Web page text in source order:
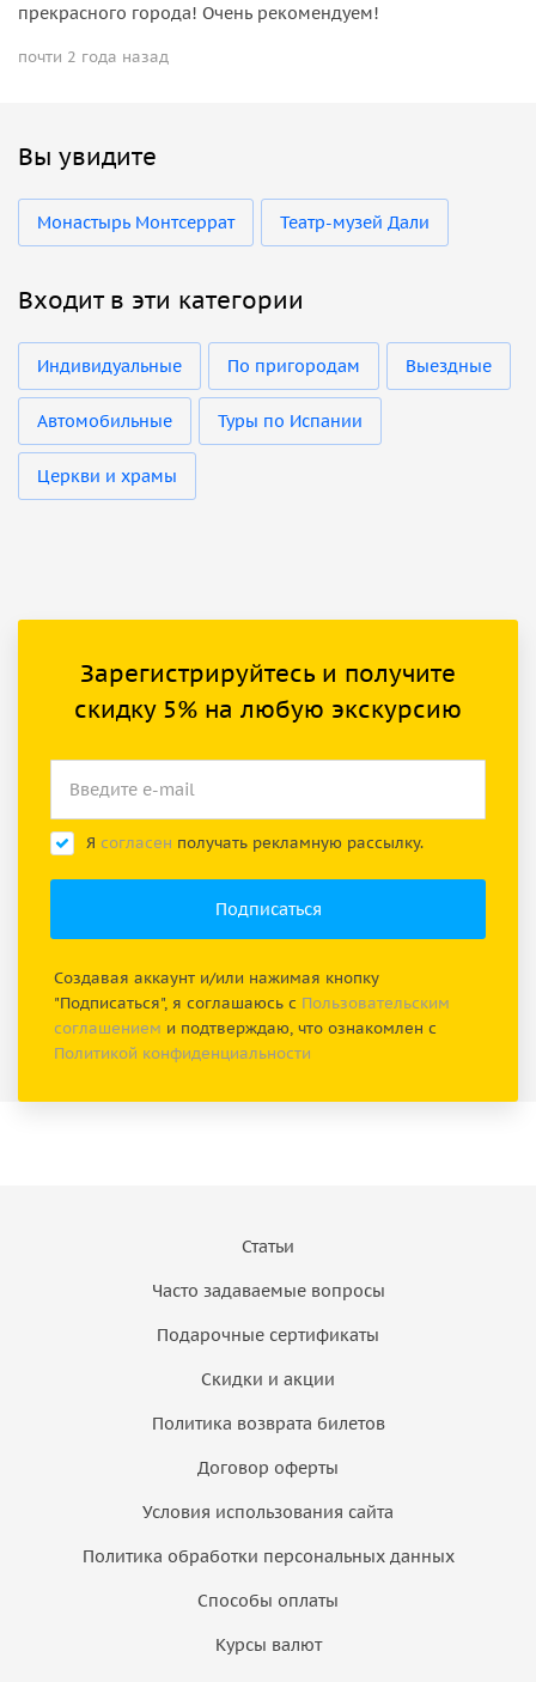
прекрасного города! Очень рекомендуем!
почти 2 года назад
Вы увидите
Монастырь Монтсеррат Театр-музей Дали
Входит в эти категории
Индивидуальные По пригородам Выездные
Автомобильные Туры по Испании
Церкви и храмы
Зарегистрируйтесь и получите
скидку 5% на любую экскурсию
Я согласен получать рекламную рассылку.
Создавая аккаунт и/или нажимая кнопку
"Подписаться", я соглашаюсь с Пользовательским
соглашением и подтверждаю, что ознакомлен с
Политикой конфиденциальности
Статьи
Часто задаваемые вопросы
Подарочные сертификаты
Скидки и акции
Политика возврата билетов
Договор оферты
Условия использования сайта
Политика обработки персональных данных
Способы оплаты
Курсы валют